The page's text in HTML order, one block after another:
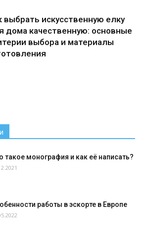
выбрать искусственную елку
дома качественную: основные
выбора и материалы
такое монография и как её написать?
работы в эскорте в Европе